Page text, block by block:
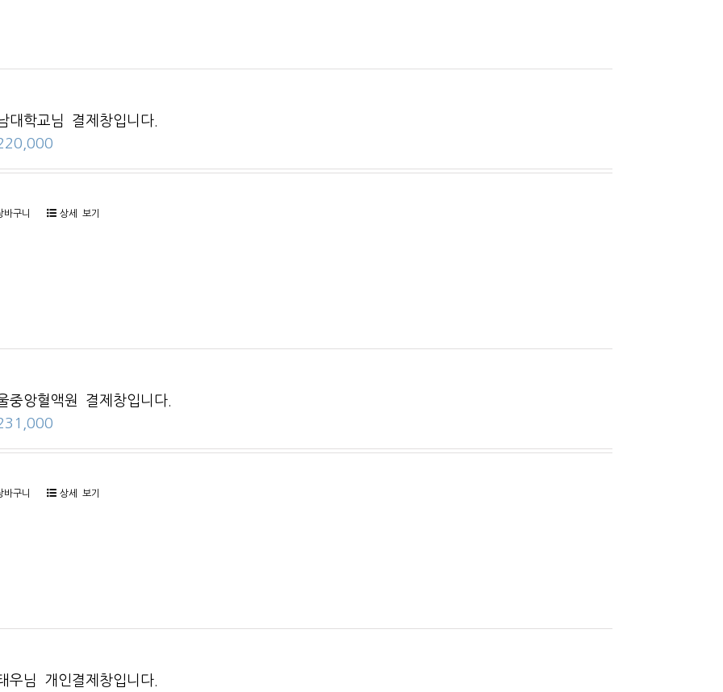
대학교님 결제창입니다.
바구니 상세 보기
중앙혈액원 결제창입니다.
바구니 상세 보기
우님 개인결제창입니다.